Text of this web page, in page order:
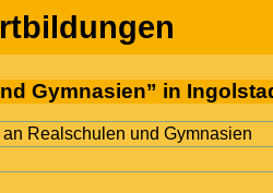
Gymnasien” in
Realschulen und Gymnasien